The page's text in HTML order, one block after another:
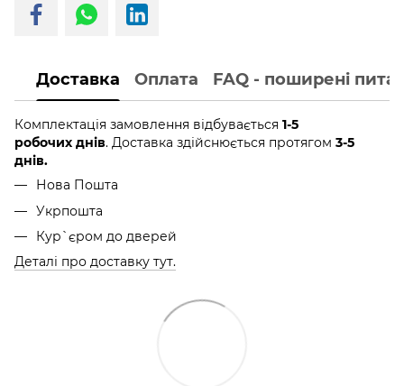
Доставка Оплата FAQ - поширені
Комплектація замовлення відбувається 1-5
робочих днів. Доставка здійснюється протягом 3-5
днів.
Нова Пошта
Укрпошта
Кур`єром до дверей
Деталі про доставку тут.